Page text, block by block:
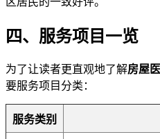
四、服务项目一览
为了让读者更直观地了解房屋
要服务项目分类：
服务类别